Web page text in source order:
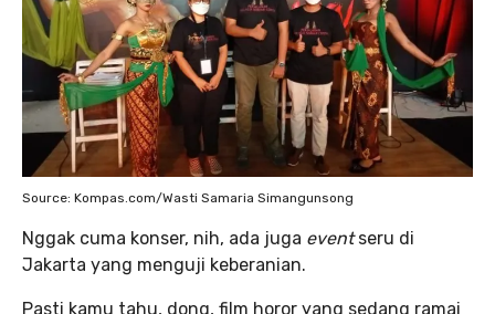
Source: Kompas.com/Wasti Samaria Simangunsong
Nggak cuma konser, nih, ada juga eventseru di
Jakarta yang menguji keberanian.
Pasti kamu tahu, dong, film horor yang sedang ramai